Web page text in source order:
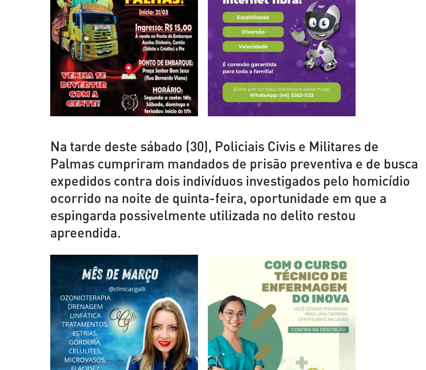
Na tarde deste sábado (30), Policiais Civis e Militares de
Palmas cumpriram mandados de prisão preventiva e de busca
expedidos contra dois indivíduos investigados pelo homicídio
ocorrido na noite de quinta-feira, oportunidade em que a
espingarda possivelmente utilizada no delito restou
apreendida.